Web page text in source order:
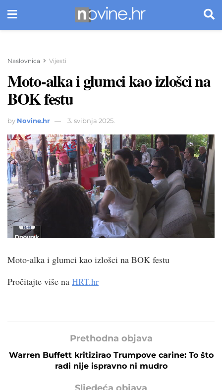
Naslovnica Vijesti
Moto-alka i glumci kao izlošci na
BOK festu
by Novine.hr 3. svibnja 2025.
Moto-alka i glumci kao izlošci na BOK festu
Pročitajte više na HRT.hr
Prethodna objava
Warren Buffett kritizirao Trumpove carine: To što
radi nije ispravno ni mudro